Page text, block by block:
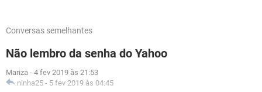
Conversas semelhantes
Não lembro da senha do Yahoo
Mariza - 4 fev 2019 às 21:53
ninha25 - 5 fev 2019 às 04:45